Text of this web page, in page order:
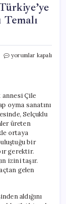
Hobi
Dağılan
Selçuklu
ve
Osmanlı
Temalı
Ahşap
Ürünler
için
yorumlar kapalı
annesi Çile
oyma sanatını
Selçuklu
üreten
ortaya
bir
gerektir.
izini taşır.
gelen
aldığını